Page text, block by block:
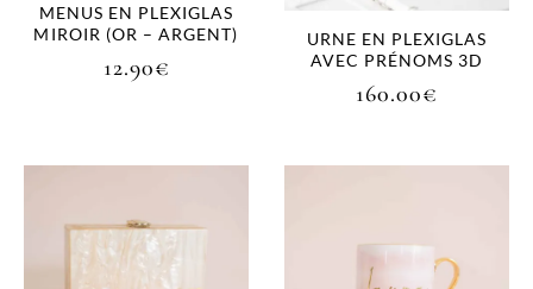
MENUS EN PLEXIGLAS
MIROIR (OR – ARGENT)
12.90€
URNE EN PLEXIGLAS
AVEC PRÉNOMS 3D
160.00€